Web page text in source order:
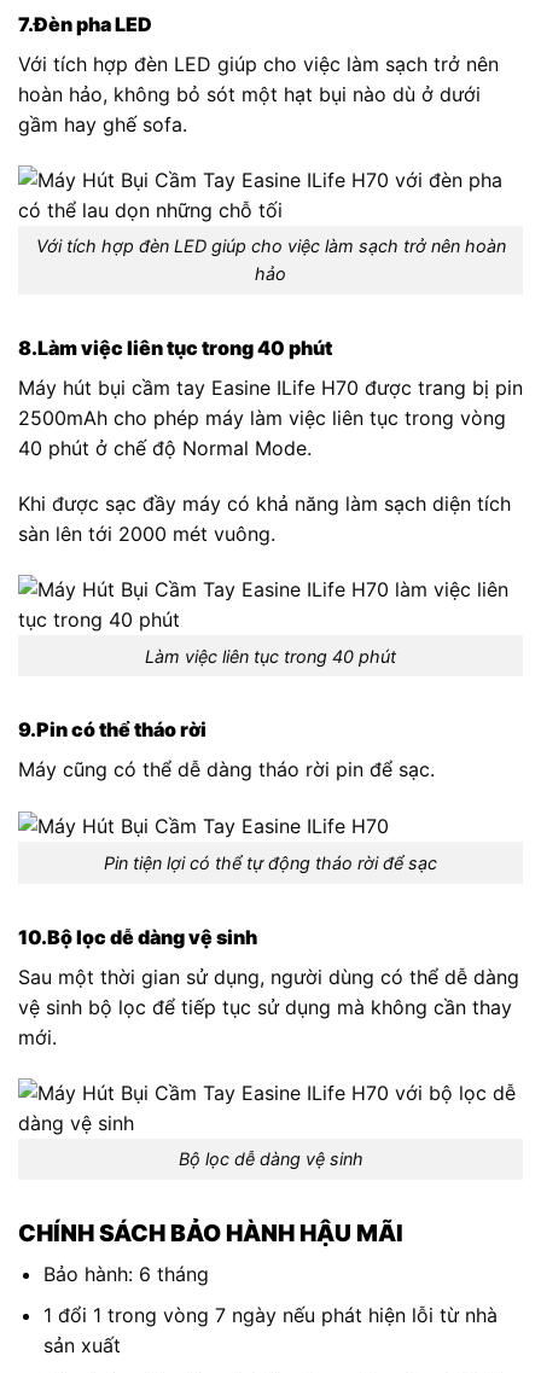
7.Đèn pha LED
Với tích hợp đèn LED giúp cho việc làm sạch trở nên
hoàn hảo, không bỏ sót một hạt bụi nào dù ở dưới
gầm hay ghế sofa.
Với tích hợp đèn LED giúp cho việc làm sạch trở nên hoàn
hảo
8.Làm việc liên tục trong 40 phút
Máy hút bụi cầm tay Easine ILife H70 được trang bị pin
2500mAh cho phép máy làm việc liên tục trong vòng
40 phút ở chế độ Normal Mode.
Khi được sạc đầy máy có khả năng làm sạch diện tích
sàn lên tới 2000 mét vuông.
Làm việc liên tục trong 40 phút
9.Pin có thể tháo rời
Máy cũng có thể dễ dàng tháo rời pin để sạc.
Pin tiện lợi có thể tự động tháo rời để sạc
10.Bộ lọc dễ dàng vệ sinh
Sau một thời gian sử dụng, người dùng có thể dễ dàng
vệ sinh bộ lọc để tiếp tục sử dụng mà không cần thay
mới.
Bộ lọc dễ dàng vệ sinh
CHÍNH SÁCH BẢO HÀNH HẬU MÃI
Bảo hành: 6 tháng
1 đổi 1 trong vòng 7 ngày nếu phát hiện lỗi từ nhà
sản xuất